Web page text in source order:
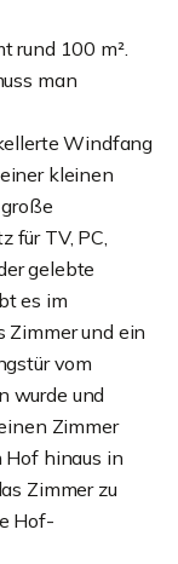
rund 100 m².
man
Windfang
kleinen
für TV, PC,
gelebte
es im
Zimmer und ein
vom
wurde und
Zimmer
Hof hinaus in
Zimmer zu
Hof-